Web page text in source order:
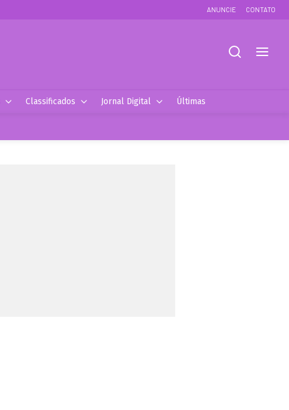
ANUNCIE CONTATO
Classificados Jornal Digital Últimas